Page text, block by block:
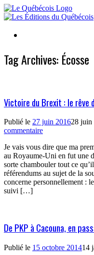
Skip
to
Tag Archives: Écosse
Victoire du Brexit : le rêve
Publié le 27 juin 201628 juin
commentaire
Je vais vous dire que ma
au Royaume-Uni en fut une
sorte chambouler tout ce
référendums au sujet de la
concerne personnellement :
suivi […]
De PKP à Cacouna, en
Publié le 15 octobre 201414